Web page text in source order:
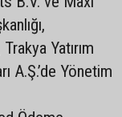
Yatırım
A.Ş.’de Yönetim